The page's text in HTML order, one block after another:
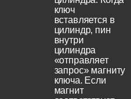
ключ
вставляется в
цилиндр, пин
внутри
цилиндра
«отправляет
запрос» магниту
ключа. Если
магнит